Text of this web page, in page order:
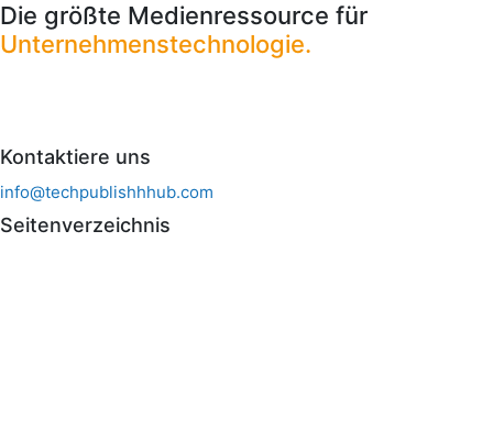
Die größte Medienressource für
Unternehmenstechnologie.
Kontaktiere uns
info@techpublishhhub.com
Seitenverzeichnis